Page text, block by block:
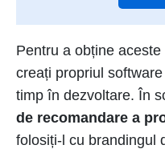
Pentru a obține
creați propriul
timp în dezvoltare. În
de recomandare a
folosiți-l cu brandingul